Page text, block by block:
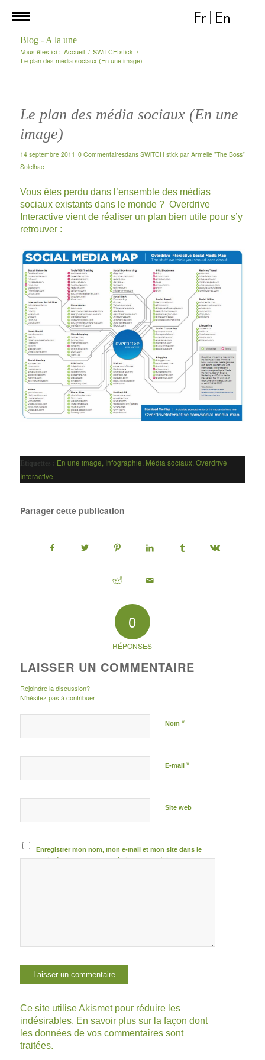
Fr En
Blog - A la une
Vous êtes ici : Accueil / SWiTCH stick /
Le plan des média sociaux (En une image)
Le plan des média sociaux (En une
image)
14 septembre 2011 0 Commentairesdans SWiTCH stick par Armelle "The Boss"
Solelhac
Vous êtes perdu dans l’ensemble des médias
sociaux existants dans le monde ? Overdrive
Interactivevient de réaliser un plan bien utile pour s’y
retrouver :
Etiquettes : En une image, Infographie, Média sociaux, Overdrive
Interactive
Partager cette publication
0
RÉPONSES
LAISSER UN COMMENTAIRE
Rejoindre la discussion?
N’hésitez pas à contribuer !
Nom *
E-mail *
Site web
Enregistrer mon nom, mon e-mail et mon site dans le
navigateur pour mon prochain commentaire.
Ce site utilise Akismet pour réduire les
indésirables. En savoir plus sur la façon dont
les données de vos commentaires sont
traitées.